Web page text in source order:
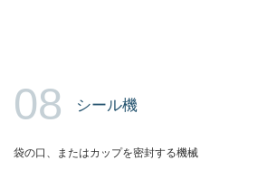
08 シール機
袋の口、またはカップを密封する機械